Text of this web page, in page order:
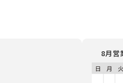
8月営